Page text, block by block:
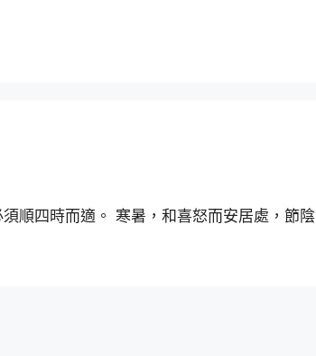
順四時而適。 寒暑，和喜怒而安居處，節陰